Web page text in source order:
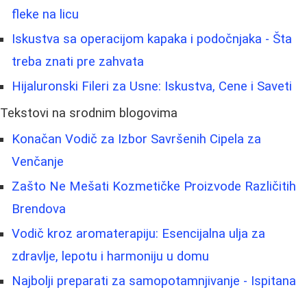
fleke na licu
Iskustva sa operacijom kapaka i podočnjaka - Šta
treba znati pre zahvata
Hijaluronski Fileri za Usne: Iskustva, Cene i Saveti
Tekstovi na srodnim blogovima
Konačan Vodič za Izbor Savršenih Cipela za
Venčanje
Zašto Ne Mešati Kozmetičke Proizvode Različitih
Brendova
Vodič kroz aromaterapiju: Esencijalna ulja za
zdravlje, lepotu i harmoniju u domu
Najbolji preparati za samopotamnjivanje - Ispitana